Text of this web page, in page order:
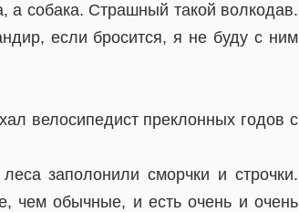
а собака. Страшный такой волкодав.
если бросится, я не буду с ним
велосипедист преклонных годов с
заполонили сморчки и строчки.
чем обычные, и есть очень и очень